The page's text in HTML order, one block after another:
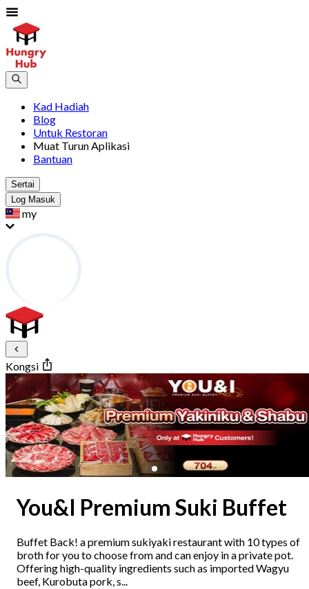
Kad Hadiah
Blog
Untuk Restoran
Muat Turun Aplikasi
Bantuan
Sertai
Log Masuk
my
Kongsi
You&I Premium Suki Buffet
Buffet Back! a premium sukiyaki restaurant with 10 types of
broth for you to choose from and can enjoy in a private pot.
Offering high-quality ingredients such as imported Wagyu
beef, Kurobuta pork, s...